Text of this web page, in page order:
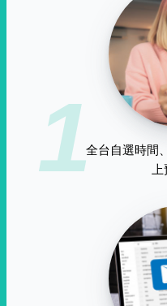
1全台自選時間
上